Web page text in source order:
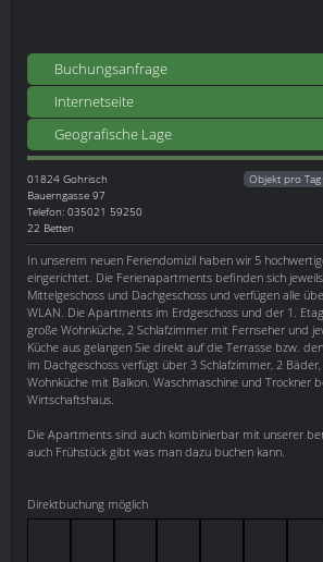
Buchungsanfrage
Internetseite
Geografische Lage
01824 Gohrisch
Bauerngasse 97
Telefon: 035021 59250
22 Betten
Objekt pro Tag
In unserem neuen Feriendomizil haben wir 5
eingerichtet. Die Ferienapartments befinden sich
Mittelgeschoss und Dachgeschoss und verfügen alle
WLAN. Die Apartments im Erdgeschoss und der 1.
große Wohnküche, 2 Schlafzimmer mit Fernseher und
Küche aus gelangen Sie direkt auf die Terrasse bzw.
im Dachgeschoss verfügt über 3 Schlafzimmer, 2
Wohnküche mit Balkon. Waschmaschine und Trockner
Wirtschaftshaus.
Die Apartments sind auch kombinierbar mit unserer
auch Frühstück gibt was man dazu buchen kann.
Direktbuchung möglich